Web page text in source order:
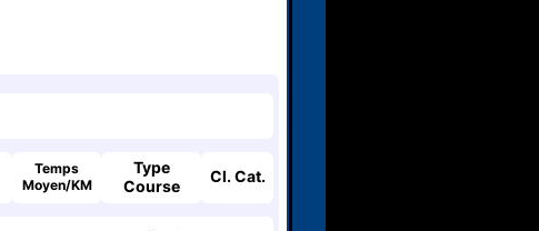
Temps
Moyen/KM
Type
Course
Cl. Cat.